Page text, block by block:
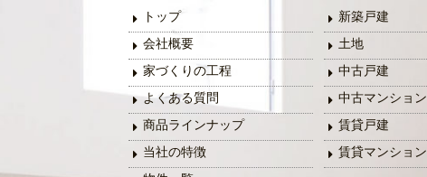
トップ
会社概要
家づくりの工程
よくある質問
商品ラインナップ
当社の特徴
新築戸建
土地
中古戸建
中古マンション
賃貸戸建
賃貸マンション